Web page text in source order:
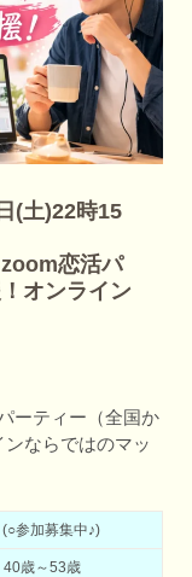
(土)22時15
恋活パ
オンライン
ーティー（全国か
ならではのマッ
(○参加募集中♪)
40歳～53歳